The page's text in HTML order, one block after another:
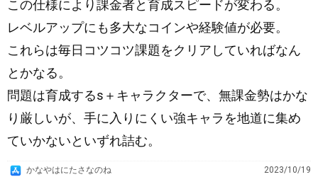
この仕様により課金者と育成スピードが変わる。
レベルアップにも多大なコインや経験値が必要。
これらは毎日コツコツ課題をクリアしていればなん
とかなる。
問題は育成するs＋キャラクターで、無課金勢はかな
り厳しいが、手に入りにくい強キャラを地道に集め
ていかないといずれ詰む。
A
かなやはにたさなのね 2023/10/19